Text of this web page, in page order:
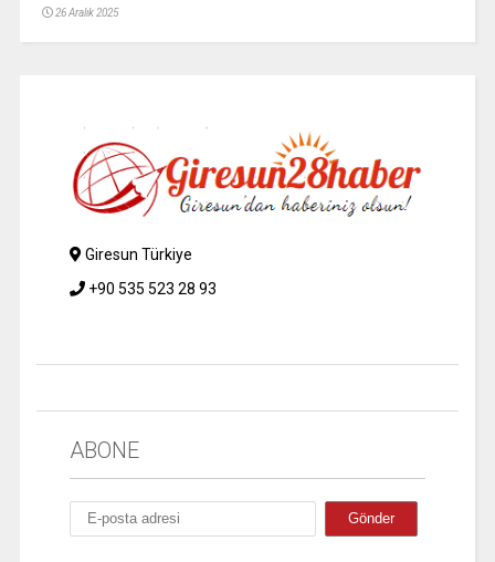
26 Aralık 2025
Giresun Türkiye
+90 535 523 28 93
ABONE